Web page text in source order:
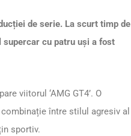
de serie. La scurt timp de
supercar cu patru uși a fost
viitorul ‘AMG GT4’. O
între stilul agresiv al
sportiv.